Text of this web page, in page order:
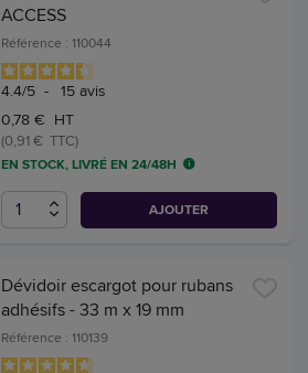
ACCESS
Référence : 110044
4.4/5 - 15 avis
0,78 € HT
(0,91 € TTC)
EN STOCK, LIVRÉ EN 24/48H
AJOUTER
Dévidoir escargot pour rubans
adhésifs - 33 m x 19 mm
Référence : 110139